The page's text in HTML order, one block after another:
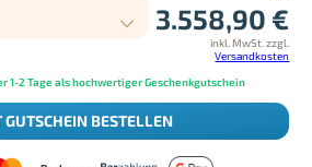
3.558,90 €
inkl. MwSt. zzgl.
Versandkosten
1-2 Tage als hochwertiger Geschenkgutschein
GUTSCHEIN BESTELLEN